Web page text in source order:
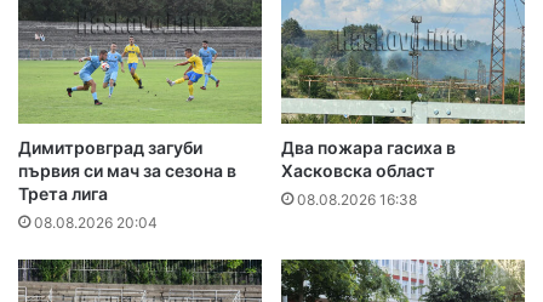
Димитровград загуби
първия си мач за сезона в
Трета лига
08.08.2026 20:04
Два пожара гасиха в
Хасковска област
08.08.2026 16:38